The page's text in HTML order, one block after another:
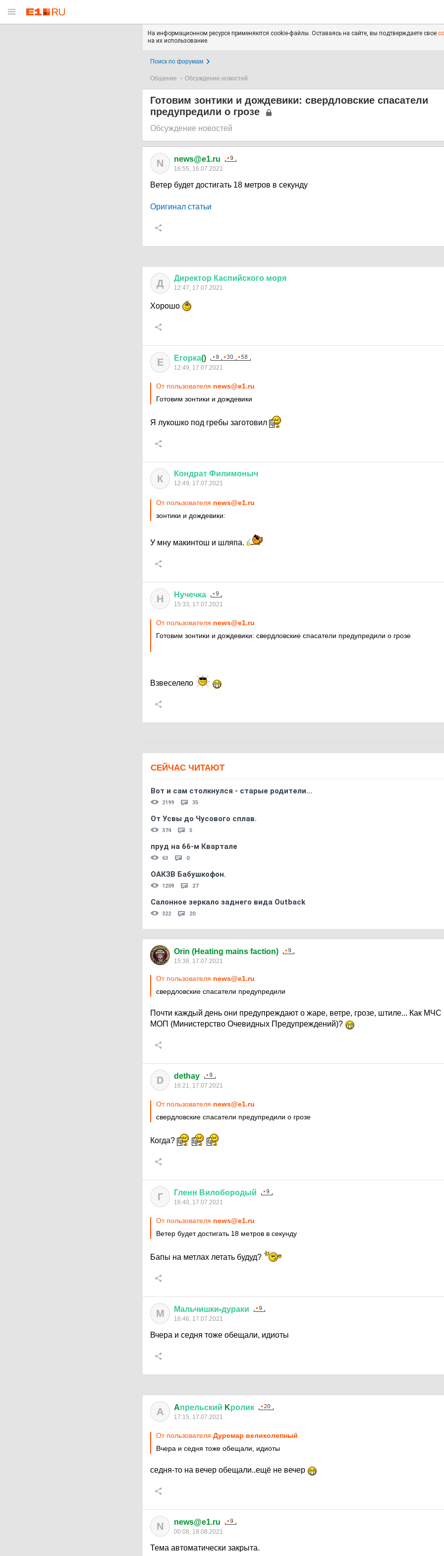
На информационном ресурсе применяются cookie-файлы. Оставаясь на сайте, вы подтверждаете свое
на их использование.
Поиск по форумам
Общение Обсуждение новостей
Готовим зонтики и дождевики: свердловские спасатели
предупредили о грозе
Обсуждение новостей
N news@e1.ru
16:55, 16.07.2021
Ветер будет достигать 18 метров в секунду
Оригинал статьи
Д Директор Каспийского моря
12:47, 17.07.2021
Хорошо
Е Егорка()
12:49, 17.07.2021
От пользователя news@e1.ru
Готовим зонтики и дождевики
Я лукошко под гребы заготовил
К Кондрат Филимоныч
12:49, 17.07.2021
От пользователя news@e1.ru
зонтики и дождевики:
У мну макинтош и шляпа.
Н Нучечка
15:33, 17.07.2021
От пользователя news@e1.ru
Готовим зонтики и дождевики: свердловские спасатели предупредили о грозе
Взвеселело
СЕЙЧАС ЧИТАЮТ
Вот и сам столкнулся - старые родители...
2199 35
От Усвы до Чусового сплав.
374 5
пруд на 66-м Квартале
63 0
ОАКЗВ Бабушкофон.
1209 27
Салонное зеркало заднего вида Outback
322 20
Orin (Heating mains faction)
15:38, 17.07.2021
От пользователя news@e1.ru
свердловские спасатели предупредили
Почти каждый день они предупреждают о жаре, ветре, грозе, штиле... Как МЧС
МОП (Министерство Очевидных Предупреждений)?
D dethay
16:21, 17.07.2021
От пользователя news@e1.ru
свердловские спасатели предупредили о грозе
Когда?
Г Гленн Вилобородый
16:40, 17.07.2021
От пользователя news@e1.ru
Ветер будет достигать 18 метров в секунду
Бапы на метлах летать будуд?
М Мальчишки-дураки
16:46, 17.07.2021
Вчера и седня тоже обещали, идиоты
A Aпрельский Kролик
17:15, 17.07.2021
От пользователя Дуремар великолепный
Вчера и седня тоже обещали, идиоты
седня-то на вечер обещали..ещё не вечер
N news@e1.ru
00:08, 18.08.2021
Тема автоматически закрыта.